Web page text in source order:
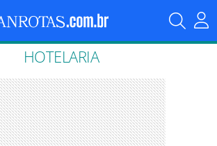
HOTELARIA